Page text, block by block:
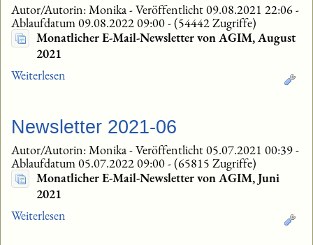
Autor/Autorin: Monika-Veröffentlicht 09.08.2021 22:06-
Ablaufdatum 09.08.2022 09:00-(54442 Zugriffe)
Monatlicher E-Mail-Newsletter von AGIM, August
2021
Weiterlesen
Newsletter 2021-06
Autor/Autorin: Monika-Veröffentlicht 05.07.2021 00:39-
Ablaufdatum 05.07.2022 09:00-(65815 Zugriffe)
Monatlicher E-Mail-Newsletter von AGIM, Juni
2021
Weiterlesen